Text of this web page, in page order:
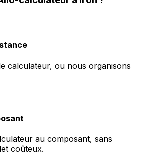
calculateur, ou nous organisons
au composant, sans
coûteux.